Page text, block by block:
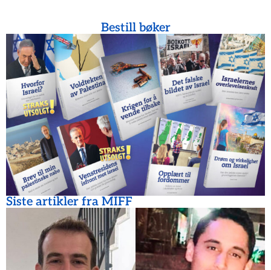
Bestill bøker
Siste artikler fra MIFF